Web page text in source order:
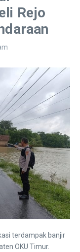
Rejo
terdampak banjir
OKU Timur.